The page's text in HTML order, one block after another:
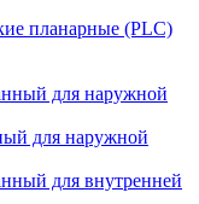
планарные (PLC)
для наружной
для наружной
для внутренней